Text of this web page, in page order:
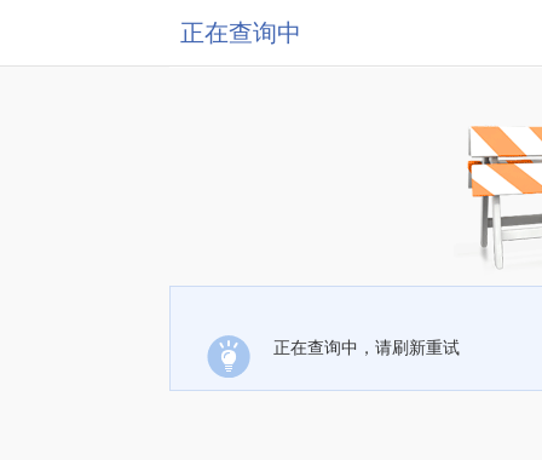
正在查询中
正在查询中，请刷新重试